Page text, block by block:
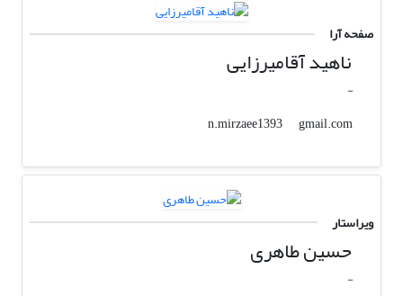
صفحه آرا
ناهید آقامیرزایی
-
n.mirzaee1393
gmail.com
ویراستار
حسین طاهری
-